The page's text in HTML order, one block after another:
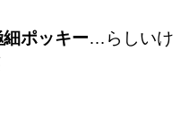
ポッキー…らしいけ